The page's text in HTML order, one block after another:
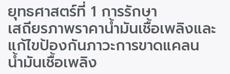
ยุทธศาสตร์ที่ 1 การรักษา
เสถียรภาพราคาน้ำมันเชื้อเพลิงและ
แก้ไขป้องกันภาวะการขาดแคลน
น้ำมันเชื้อเพลิง